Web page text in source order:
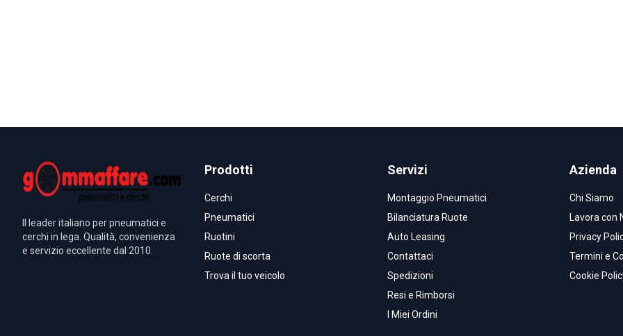
Il leader italiano per pneumatici e
cerchi in lega. Qualità, convenienza
e servizio eccellente dal 2010.
Prodotti
Cerchi
Pneumatici
Ruotini
Ruote di scorta
Trova il tuo veicolo
Servizi
Montaggio Pneumatici
Bilanciatura Ruote
Auto Leasing
Contattaci
Spedizioni
Resi e Rimborsi
I Miei Ordini
Azienda
Chi Siamo
Lavora con
Privacy
Termini e
Cookie